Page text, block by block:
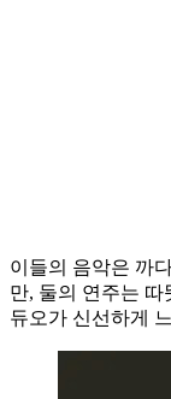
이들의 음악은 까
만, 둘의 연주는
듀오가 신선하게